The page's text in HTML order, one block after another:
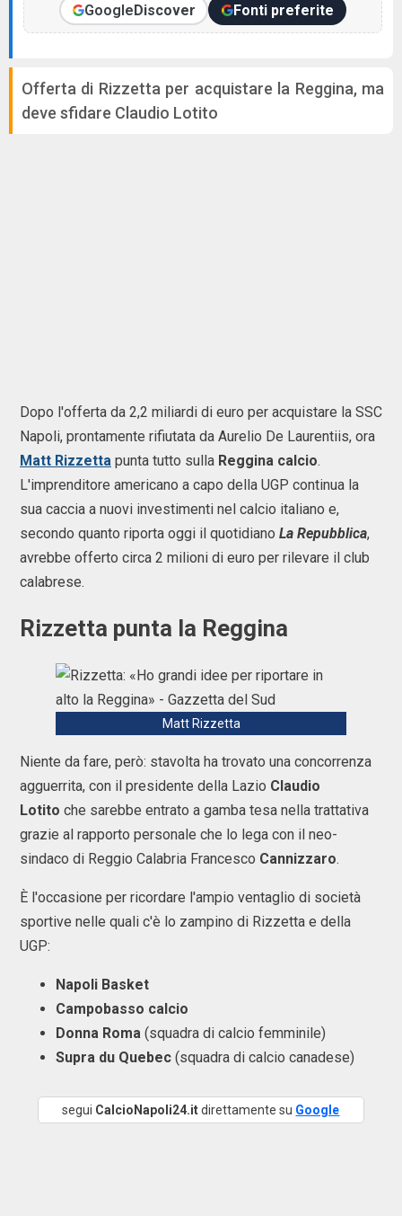
GoogleDiscover Fonti preferite
Offerta di Rizzetta per acquistare la Reggina, ma
deve sfidare Claudio Lotito
Dopo l'offerta da 2,2 miliardi di euro per acquistare la SSC
Napoli, prontamente rifiutata da Aurelio De Laurentiis, ora
Matt Rizzetta punta tutto sulla Reggina calcio.
L'imprenditore americano a capo della UGP continua la
sua caccia a nuovi investimenti nel calcio italiano e,
secondo quanto riporta oggi il quotidiano La Repubblica,
avrebbe offerto circa 2 milioni di euro per rilevare il club
calabrese.
Rizzetta punta la Reggina
Matt Rizzetta
Niente da fare, però: stavolta ha trovato una concorrenza
agguerrita, con il presidente della Lazio Claudio
Lotito che sarebbe entrato a gamba tesa nella trattativa
grazie al rapporto personale che lo lega con il neo-
sindaco di Reggio Calabria Francesco Cannizzaro.
È l'occasione per ricordare l'ampio ventaglio di società
sportive nelle quali c'è lo zampino di Rizzetta e della
UGP:
Napoli Basket
Campobasso calcio
Donna Roma (squadra di calcio femminile)
Supra du Quebec (squadra di calcio canadese)
segui CalcioNapoli24.itdirettamente su Google